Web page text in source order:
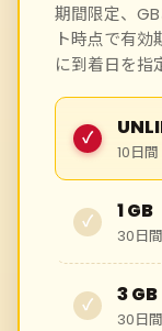
期間限定、
ト時点で有
に到着日を指
✓
10日間
✓ 1 GB
30日間
✓ 3 GB
30日間